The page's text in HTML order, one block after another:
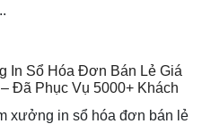
In Sổ Hóa Đơn Bán Lẻ Giá
Đã Phục Vụ 5000+ Khách
xưởng in sổ hóa đơn bán lẻ